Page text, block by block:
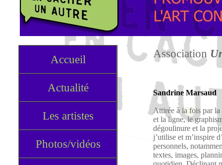
Accueil
Actualité
Les artistes
Photos/vidéos
Association
Sandrine Marsaud
Attirée à la fois par
et la ligne, le
dégoulinure et la
j’utilise et m’inspire
personnels,
textes, images,